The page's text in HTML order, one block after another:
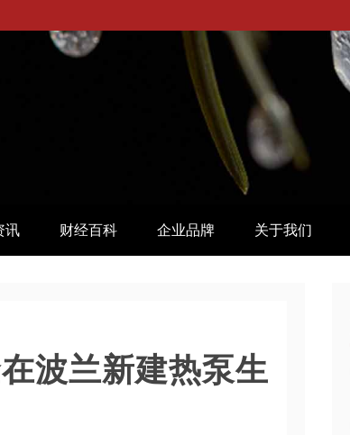
讯 财经百科 企业品牌 关于我们
波兰新建热泵生